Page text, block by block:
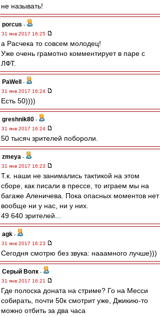
не называть!
porcus -
31 янв 2017 16:25
а Расчека то совсем молодец!
Уже очень грамотно комментирует в паре с
ЛФТ.
PaWell
-
31 янв 2017 16:24
Есть 50))))
greshnik80 -
31 янв 2017 16:24
50 тысяч зрителей побороли.
zmeya -
31 янв 2017 16:23
Т.к. наши не занимались тактикой на этом
сборе, как писали в прессе, то играем мы на
багаже Аленичева. Пока опасных моментов нет
вообще ни у нас, ни у них.
49 640 зрителей...
agk -
31 янв 2017 16:23
Сегодня смотрю без звука: нааамного лучше)))
Серый Волк -
31 янв 2017 16:21
Где полоска доната на стриме? Го на Месси
собирать, почти 50к смотрит уже, Джикию-то
можно отбить за два часа